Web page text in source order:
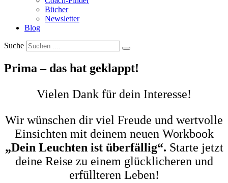
Bücher
Newsletter
Blog
Suche
Prima – das hat geklappt!
Vielen Dank für dein Interesse!
Wir wünschen dir viel Freude und wertvolle
Einsichten mit deinem neuen Workbook
„Dein Leuchten ist überfällig“. Starte jetzt
deine Reise zu einem glücklicheren und
erfüllteren Leben!